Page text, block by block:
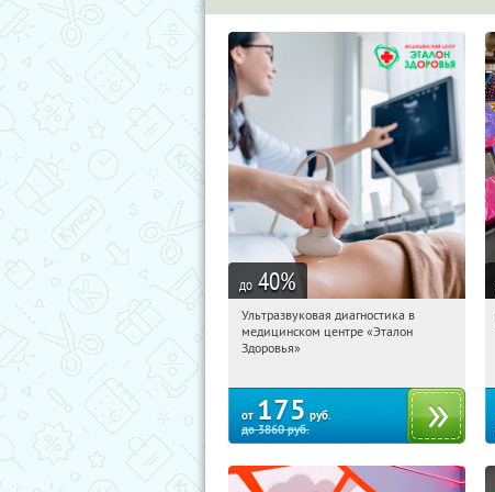
до 40%
14:56:22 Купили:
Ростов-на-Дону, Красноармейская
Ультразвуковая диагностика в
медицинском центре «Эталон
Здоровья»
от 175 руб.
до3860руб.